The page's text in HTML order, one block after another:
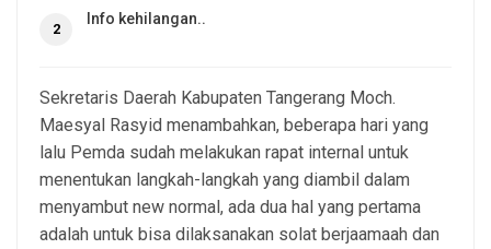
2
Info kehilangan..
Sekretaris Daerah Kabupaten Tangerang Moch.
Maesyal Rasyid menambahkan, beberapa hari yang
lalu Pemda sudah melakukan rapat internal untuk
menentukan langkah-langkah yang diambil dalam
menyambut new normal, ada dua hal yang pertama
adalah untuk bisa dilaksanakan solat berjaamaah dan